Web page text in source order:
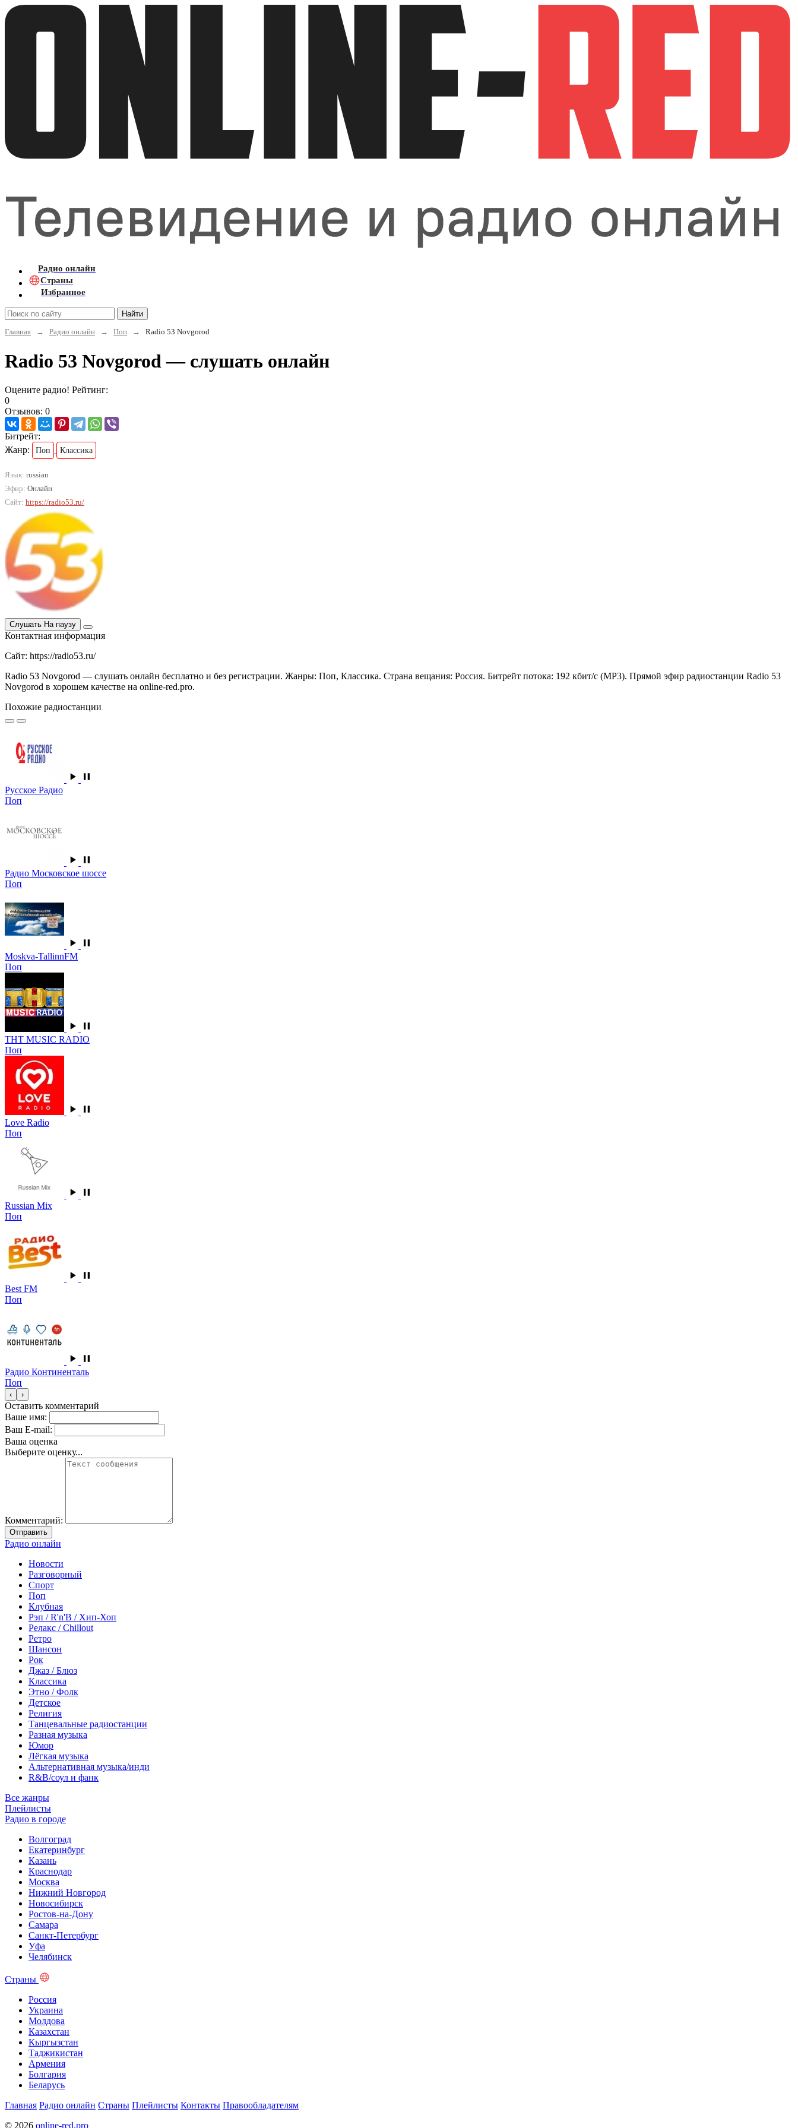
Радио онлайн
Страны
Избранное
Найти
Главная
→ Радио онлайн → Поп → Radio 53 Novgorod
Radio 53 Novgorod — слушать онлайн
Оцените радио! Рейтинг:
0
Отзывов: 0
Битрейт:
Жанр:
Поп Классика
Язык: russian
Эфир: Онлайн
Сайт: https://radio53.ru/
Слушать На паузу
Контактная информация
Сайт: https://radio53.ru/
Radio 53 Novgorod — слушать онлайн бесплатно и без регистрации. Жанры: Поп, Классика. Страна вещания: Россия. Битрейт потока: 192 кбит/с (MP3). Прямой эфир радиостанции Radio 53
Novgorod в хорошем качестве на online-red.pro.
Похожие радиостанции
Русское Радио
Поп
Радио Московское шоссе
Поп
Moskva-TallinnFM
Поп
ТНТ MUSIC RADIO
Поп
Love Radio
Поп
Russian Mix
Поп
Best FM
Поп
Радио Континенталь
Поп
‹ ›
Оставить комментарий
Ваше имя:
Ваш E-mail:
Ваша оценка
Выберите оценку...
Комментарий:
Отправить
Радио онлайн
Новости
Разговорный
Спорт
Поп
Клубная
Рэп / R'n'B / Хип-Хоп
Релакс / Chillout
Ретро
Шансон
Рок
Джаз / Блюз
Классика
Этно / Фолк
Детское
Религия
Танцевальные радиостанции
Разная музыка
Юмор
Лёгкая музыка
Альтернативная музыка/инди
R&B/cоул и фанк
Все жанры
Плейлисты
Радио в городе
Волгоград
Екатеринбург
Казань
Краснодар
Москва
Нижний Новгород
Новосибирск
Ростов-на-Дону
Самара
Санкт-Петербург
Уфа
Челябинск
Страны
Россия
Украина
Молдова
Казахстан
Кыргызстан
Таджикистан
Армения
Болгария
Беларусь
Главная Радио онлайн Страны Плейлисты Контакты Правообладателям
© 2026 online-red.pro